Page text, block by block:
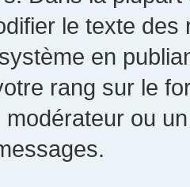
le texte
en
rang sur le
modérateur ou